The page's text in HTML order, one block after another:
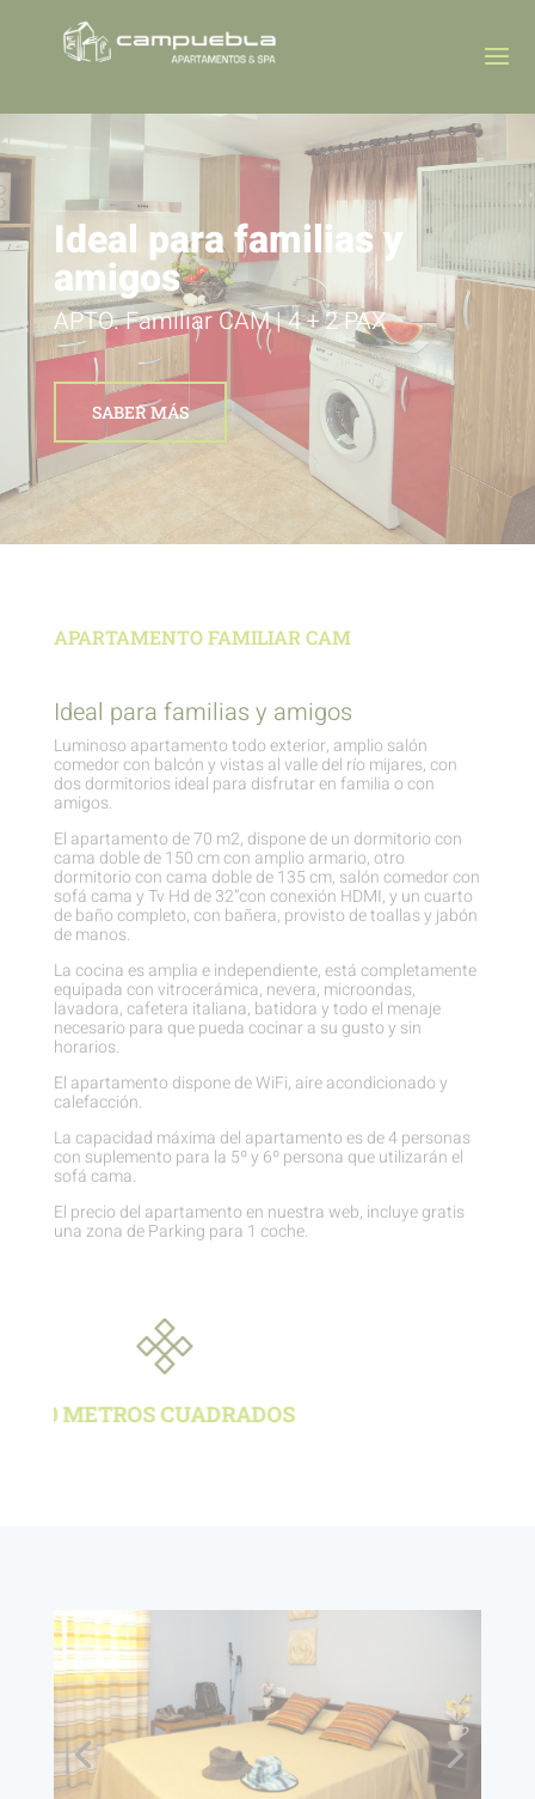
Ideal para familias y
amigos
APTO. Familiar CAM | 4 + 2 PAX
SABER MÁS
APARTAMENTO FAMILIAR CAM
Ideal para familias y amigos
Luminoso apartamento todo exterior, amplio salón
comedor con balcón y vistas al valle del río mijares, con
dos dormitorios ideal para disfrutar en familia o con
amigos.
El apartamento de 70 m2, dispone de un dormitorio con
cama doble de 150 cm con amplio armario, otro
dormitorio con cama doble de 135 cm, salón comedor con
sofá cama y Tv Hd de 32”con conexión HDMI, y un cuarto
de baño completo, con bañera, provisto de toallas y jabón
de manos.
La cocina es amplia e independiente, está completamente
equipada con vitrocerámica, nevera, microondas,
lavadora, cafetera italiana, batidora y todo el menaje
necesario para que pueda cocinar a su gusto y sin
horarios.
El apartamento dispone de WiFi, aire acondicionado y
calefacción.
La capacidad máxima del apartamento es de 4 personas
con suplemento para la 5º y 6º persona que utilizarán el
sofá cama.
El precio del apartamento en nuestra web, incluye gratis
una zona de Parking para 1 coche.